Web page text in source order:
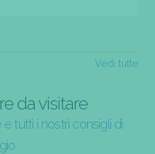
Vedi tutte
da visitare
tutti i nostri consigli di